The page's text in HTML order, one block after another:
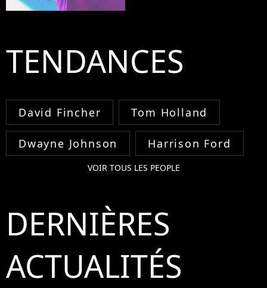
TENDANCES
David Fincher Tom Holland
Dwayne Johnson Harrison Ford
VOIR TOUS LES PEOPLE
DERNIÈRES
ACTUALITÉS